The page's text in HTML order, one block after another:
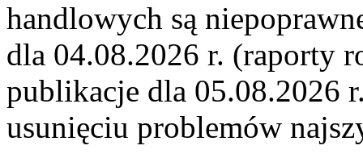
handlowych są
dla 04.08.2026 r. (raporty
publikacje dla 05.08.2026
usunięciu problemów